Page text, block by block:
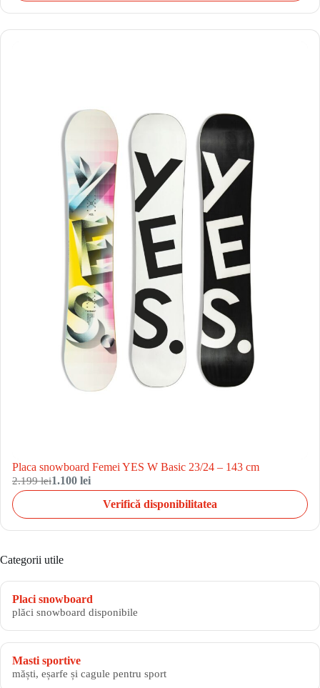
Placa snowboard Femei YES W Basic 23/24 – 143 cm
2.199 lei1.100 lei
Verifică disponibilitatea
Categorii utile
Placi snowboard
plăci snowboard disponibile
Masti sportive
măști, eșarfe și cagule pentru sport